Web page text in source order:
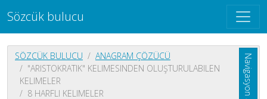
Sözcük bulucu
SÖZCÜK BULUCU
ANAGRAM ÇÖZÜCÜ
"ARISTOKRATIK" KELIMESINDEN OLUŞTURULABILEN
KELIMELER
8 HARFLI KELIMELER